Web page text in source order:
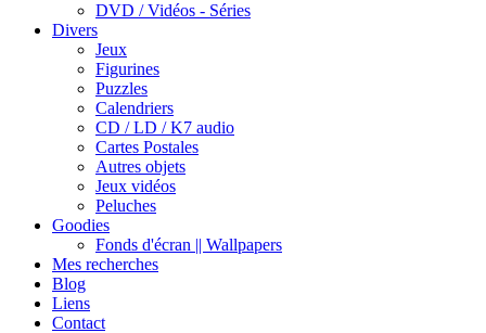
DVD / Vidéos - Séries
Divers
Jeux
Figurines
Puzzles
Calendriers
CD / LD / K7 audio
Cartes Postales
Autres objets
Jeux vidéos
Peluches
Goodies
Fonds d'écran || Wallpapers
Mes recherches
Blog
Liens
Contact